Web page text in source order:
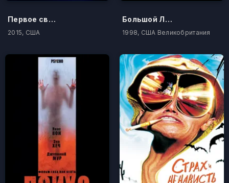
Первое свидание Райли
2015, США
Большой Лебовски
1998, США Великобритания